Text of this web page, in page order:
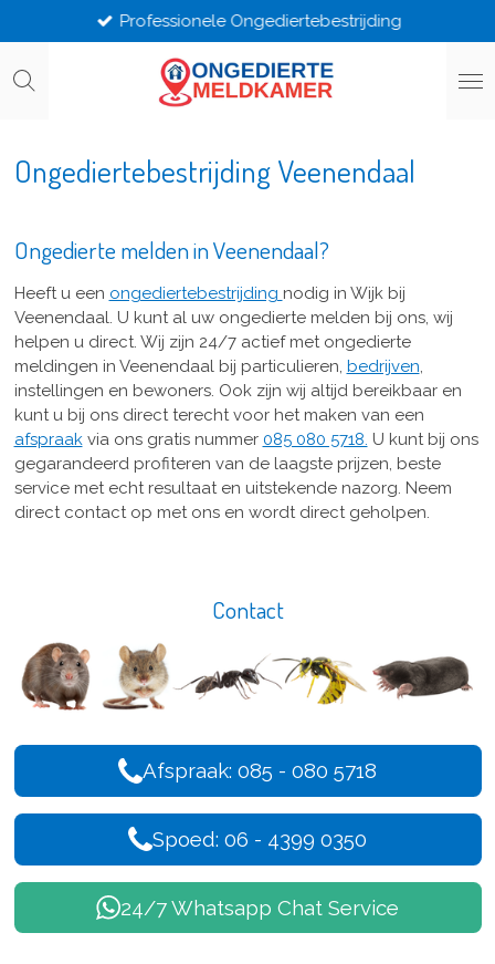
direct
naar
Professionele Ongediertebestrijding
Ongediertebestrijding Veenendaal
Ongedierte melden in Veenendaal?
Heeft u een ongediertebestrijding nodig in Wijk bij
Veenendaal. U kunt al uw ongedierte melden bij ons, wij
helpen u direct. Wij zijn 24/7 actief met ongedierte
meldingen in Veenendaal bij particulieren, bedrijven,
instellingen en bewoners. Ook zijn wij altijd bereikbaar en
kunt u bij ons direct terecht voor het maken van een
afspraakvia ons gratis nummer 085 080 5718. U kunt bij ons
gegarandeerd profiteren van de laagste prijzen, beste
service met echt resultaat en uitstekende nazorg. Neem
direct contact op met ons en wordt direct geholpen.
Contact
Afspraak: 085 - 080 5718
Spoed: 06 - 4399 0350
24/7 Whatsapp Chat Service